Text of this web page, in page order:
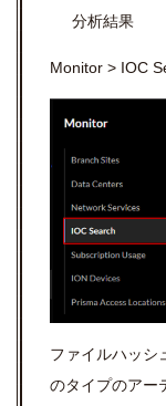
分析結果
Monitor > IOC
ファイルハッシ
のタイプのアー